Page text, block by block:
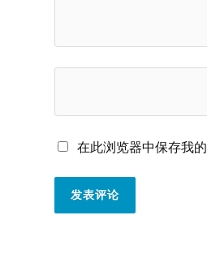
在此浏览器中保存我